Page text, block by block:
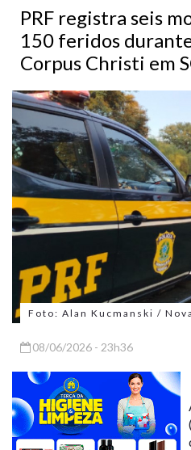
PRF registra seis
150 feridos
Corpus Christi em
Foto: Alan Kucmanski /
08/06/2026 - 23h36